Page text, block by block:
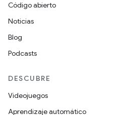
Código abierto
Noticias
Blog
Podcasts
DESCUBRE
Videojuegos
Aprendizaje automático